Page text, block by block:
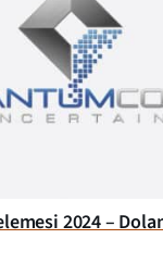
2024 –